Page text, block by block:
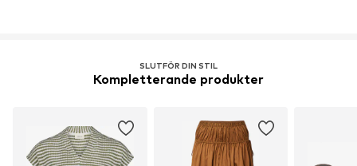
SLUTFÖR DIN STIL
Kompletterande produkter